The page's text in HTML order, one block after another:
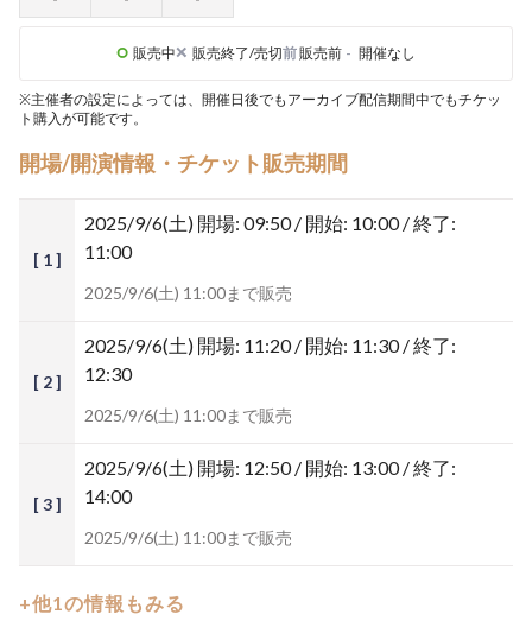
販売中 販売終了/売切前販売前 - 開催なし
※主催者の設定によっては、開催日後でもアーカイブ配信期間中でもチケッ
ト購入が可能です。
開場/開演情報・チケット販売期間
[ 1 ]
2025/9/6(土) 開場: 09:50 / 開始: 10:00 / 終了:
11:00
2025/9/6(土) 11:00まで販売
[ 2 ]
2025/9/6(土) 開場: 11:20 / 開始: 11:30 / 終了:
12:30
2025/9/6(土) 11:00まで販売
[ 3 ]
2025/9/6(土) 開場: 12:50 / 開始: 13:00 / 終了:
14:00
2025/9/6(土) 11:00まで販売
+他1の情報もみる